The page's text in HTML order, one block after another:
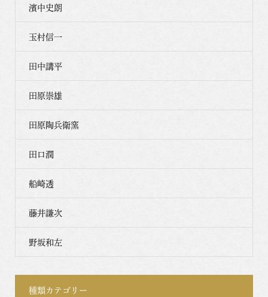
濱中史朗
玉村信一
田中講平
田原崇雄
田原陶兵衛窯
田口潤
船崎透
藤井謙次
野坂和左
種類カテゴリー